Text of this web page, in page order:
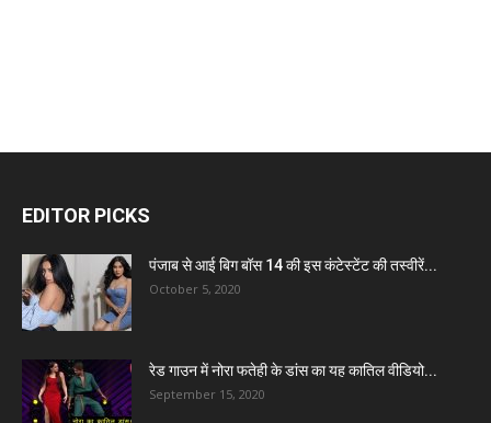
EDITOR PICKS
पंजाब से आई बिग बॉस 14 की इस कंटेस्टेंट की तस्वीरें...
October 5, 2020
रेड गाउन में नोरा फतेही के डांस का यह कातिल वीडियो...
September 15, 2020